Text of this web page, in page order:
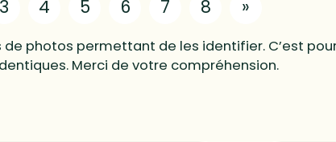
3 4 5 6 7 8 »
photos permettant de les identifier. C’est
Merci de votre compréhension.